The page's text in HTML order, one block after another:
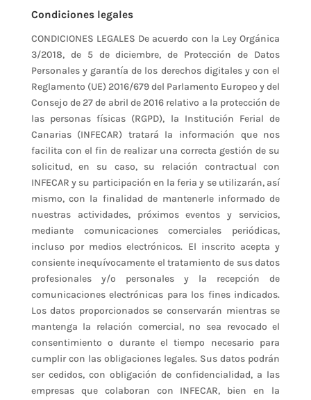
Condiciones legales
CONDICIONES LEGALES De acuerdo con la Ley Orgánica
3/2018, de 5 de diciembre, de Protección de Datos
Personales y garantía de los derechos digitales y con el
Reglamento (UE) 2016/679 del Parlamento Europeo y del
Consejo de 27 de abril de 2016 relativo a la protección de
las personas físicas (RGPD), la Institución Ferial de
Canarias (INFECAR) tratará la información que nos
facilita con el fin de realizar una correcta gestión de su
solicitud, en su caso, su relación contractual con
INFECAR y su participación en la feria y se utilizarán, así
mismo, con la finalidad de mantenerle informado de
nuestras actividades, próximos eventos y servicios,
mediante comunicaciones comerciales periódicas,
incluso por medios electrónicos. El inscrito acepta y
consiente inequívocamente el tratamiento de sus datos
profesionales y/o personales y la recepción de
comunicaciones electrónicas para los fines indicados.
Los datos proporcionados se conservarán mientras se
mantenga la relación comercial, no sea revocado el
consentimiento o durante el tiempo necesario para
cumplir con las obligaciones legales. Sus datos podrán
ser cedidos, con obligación de confidencialidad, a las
empresas que colaboran con INFECAR, bien en la